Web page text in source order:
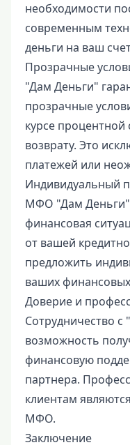
необходимости
современным
деньги на ваш
Прозрачные
"Дам Деньги"
прозрачные
курсе
возврату. Это
платежей или
Индивидуальный
МФО "Дам Деньги"
финансовая
от вашей
предложить
ваших
Доверие и
Сотрудничество с
возможность
финансовую
партнера.
клиентам
МФО.
Заключение